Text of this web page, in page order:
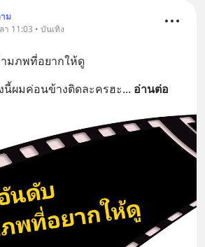
ม
า 11:03 • บันเทิง
มภพที่อยากให้ดู
ผมค่อนข้างติดละครฮะ... อ่านต่อ